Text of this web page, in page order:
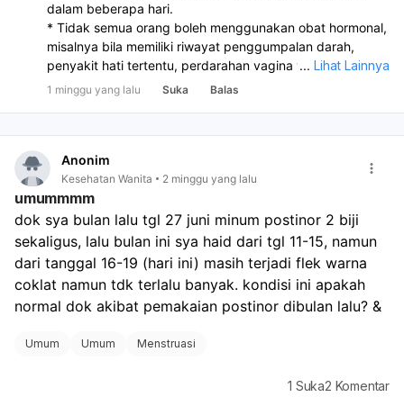
dalam beberapa hari.
* Tidak semua orang boleh menggunakan obat hormonal,
misalnya bila memiliki riwayat penggumpalan darah,
penyakit hati tertentu, perdarahan vagina yang belum
diketahui penyebabnya, atau kondisi medis tertentu
... Lihat Lainnya
1 minggu yang lalu Suka Balas
Anonim
Kesehatan Wanita 2 minggu yang lalu
umummmm
dok sya bulan lalu tgl 27 juni minum postinor 2 biji
sekaligus, lalu bulan ini sya haid dari tgl 11-15, namun
dari tanggal 16-19 (hari ini) masih terjadi flek warna
coklat namun tdk terlalu banyak. kondisi ini apakah
normal dok akibat pemakaian postinor dibulan lalu? &
Umum Umum Menstruasi
1 Suka2 Komentar